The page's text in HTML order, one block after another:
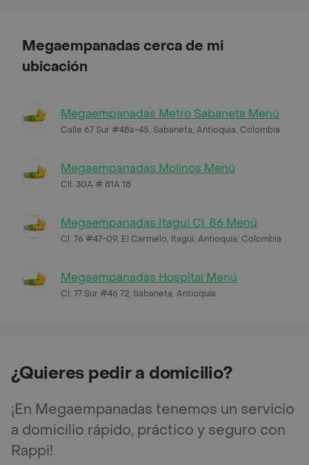
Megaempanadas cerca de mi
ubicación
Megaempanadas Metro Sabaneta Menú
Calle 67 Sur #48a-45, Sabaneta, Antioquia, Colombia
Megaempanadas Molinos Menú
Cll. 30A # 81A 18
Megaempanadas Itagui Cl. 86 Menú
Cl. 76 #47-09, El Carmelo, Itagüi, Antioquia, Colombia
Megaempanadas Hospital Menú
Cl. 77 Sur #46 72, Sabaneta, Antioquia
¿Quieres pedir a domicilio?
¡En Megaempanadas tenemos un servicio
a domicilio rápido, práctico y seguro con
Rappi!